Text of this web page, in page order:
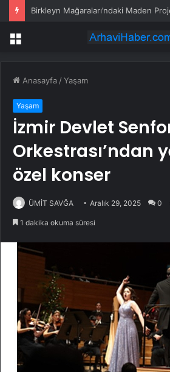
Menü
Anasayfa /Yaşam
Yaşam
İzmir Devlet
Orkestrası’ndan
özel konser
ÜMİT SAVĞA Aralık 29, 2025 0
1 dakika okuma süresi